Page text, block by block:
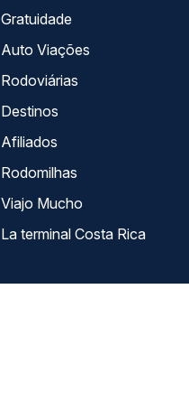
Gratuidade
Auto Viações
Rodoviárias
Destinos
Afiliados
Rodomilhas
Viajo Mucho
La terminal Costa Rica